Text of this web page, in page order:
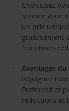
Choisissez
sereine avec
un prix
gratuitement
franchises
Avantages
Rejoignez
Preferred et
réductions et